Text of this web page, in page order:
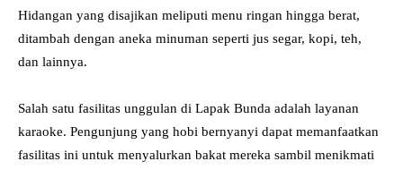
Hidangan yang disajikan meliputi menu ringan hingga berat,
ditambah dengan aneka minuman seperti jus segar, kopi, teh,
dan lainnya.
Salah satu fasilitas unggulan di Lapak Bunda adalah layanan
karaoke. Pengunjung yang hobi bernyanyi dapat memanfaatkan
fasilitas ini untuk menyalurkan bakat mereka sambil menikmati